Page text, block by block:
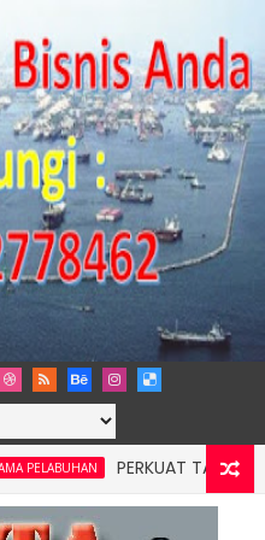
PERKUAT TATA KELOLA
Keluhan dan Kebutuhan